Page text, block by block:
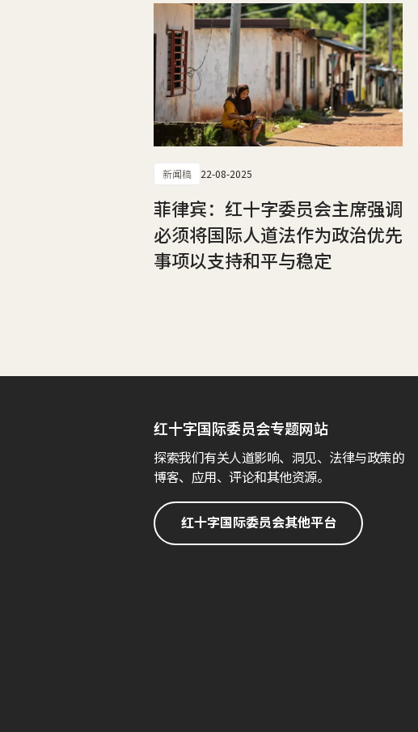
新闻稿 22-08-2025
菲律宾：红十字委员会主席强调
必须将国际人道法作为政治优先
事项以支持和平与稳定
红十字国际委员会专题网站
探索我们有关人道影响、洞见、法律与政策的
博客、应用、评论和其他资源。
红十字国际委员会其他平台